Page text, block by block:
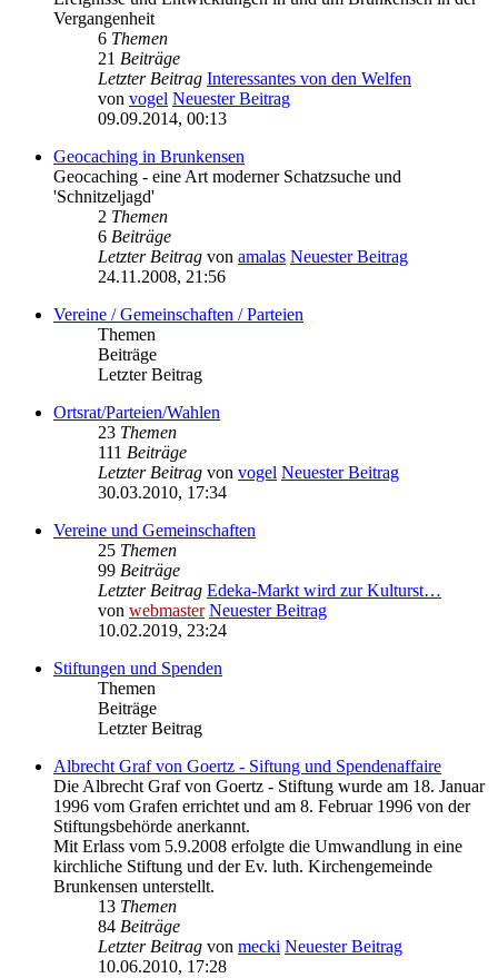
Vergangenheit
6 Themen
21 Beiträge
Letzter Beitrag Interessantes von den Welfen
von vogel Neuester Beitrag
09.09.2014, 00:13
Geocaching in Brunkensen
Geocaching - eine Art moderner Schatzsuche und
'Schnitzeljagd'
2 Themen
6 Beiträge
Letzter Beitrag von amalas Neuester Beitrag
24.11.2008, 21:56
Vereine / Gemeinschaften / Parteien
Themen
Beiträge
Letzter Beitrag
Ortsrat/Parteien/Wahlen
23 Themen
111 Beiträge
Letzter Beitrag von vogel Neuester Beitrag
30.03.2010, 17:34
Vereine und Gemeinschaften
25 Themen
99 Beiträge
Letzter Beitrag Edeka-Markt wird zur Kulturst…
von webmaster Neuester Beitrag
10.02.2019, 23:24
Stiftungen und Spenden
Themen
Beiträge
Letzter Beitrag
Albrecht Graf von Goertz - Siftung und Spendenaffaire
Die Albrecht Graf von Goertz - Stiftung wurde am 18. Januar
1996 vom Grafen errichtet und am 8. Februar 1996 von der
Stiftungsbehörde anerkannt.
Mit Erlass vom 5.9.2008 erfolgte die Umwandlung in eine
kirchliche Stiftung und der Ev. luth. Kirchengemeinde
Brunkensen unterstellt.
13 Themen
84 Beiträge
Letzter Beitrag von mecki Neuester Beitrag
10.06.2010, 17:28